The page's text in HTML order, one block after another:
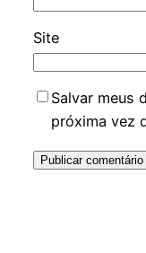
Site
Salvar meus
próxima vez